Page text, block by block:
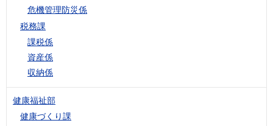
危機管理防災係
税務課
課税係
資産係
収納係
健康福祉部
健康づくり課